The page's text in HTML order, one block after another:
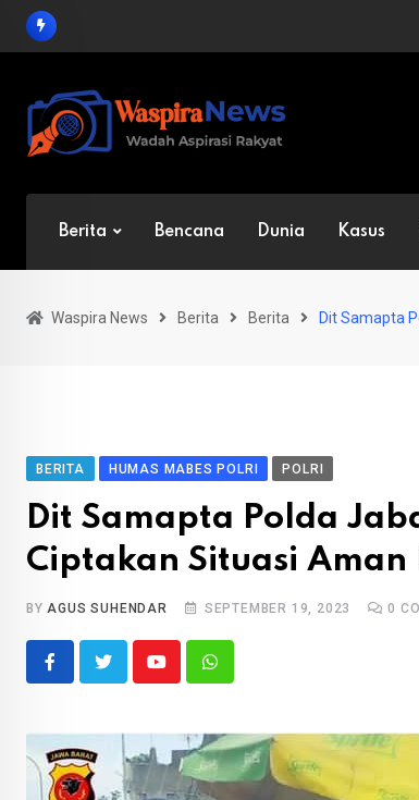
Skip
Berita Bencana Dunia Kasus
Waspira News Berita Berita Dit Samapta
BERITA HUMAS MABES POLRI POLRI
Dit Samapta Polda
Ciptakan Situasi Aman
BYAGUS SUHENDAR SEPTEMBER 19, 2023 0
YoutubeWhatsapp